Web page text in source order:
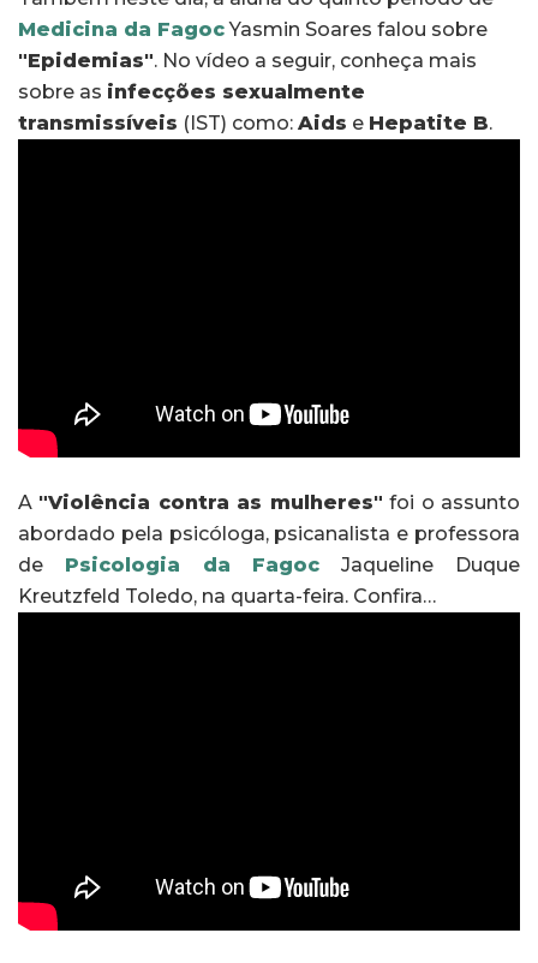
Medicina da FagocYasmin Soares falou sobre
"Epidemias". No vídeo a seguir, conheça mais
sobre as infecções sexualmente
transmissíveis (IST) como: Aids e Hepatite B.
A "Violência contra as mulheres" foi o assunto
abordado pela psicóloga, psicanalista e professora
de Psicologia da Fagoc Jaqueline Duque
Kreutzfeld Toledo, na quarta-feira. Confira…